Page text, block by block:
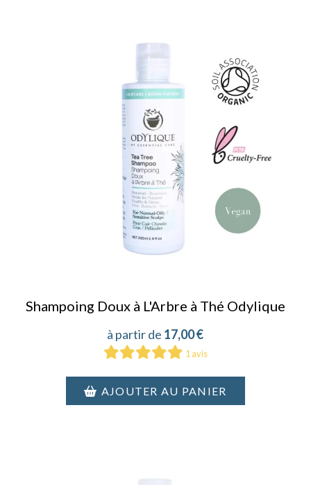
Shampoing Doux à L'Arbre à Thé Odylique
17,00€
1 avis
AJOUTER AU PANIER